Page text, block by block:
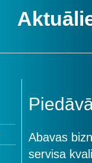
Abavas
servisa